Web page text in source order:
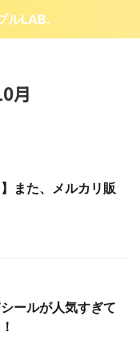
ルLAB.
月
また、メルカリ販
ールが人気すぎて